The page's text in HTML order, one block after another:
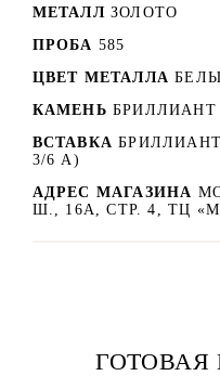
МЕТАЛЛ ЗОЛОТО
ПРОБА 585
ЦВЕТ МЕТАЛЛА
КАМЕНЬ БРИЛЛИАНТ
ВСТАВКА БРИЛЛИАНТ
3/6 А)
АДРЕС МАГАЗИНА
Ш., 16А, СТР. 4, ТЦ
ГОТОВАЯ